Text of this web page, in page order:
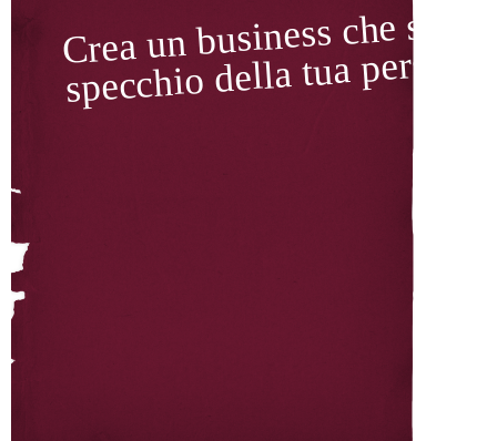
Crea un business che sia
specchio della tua